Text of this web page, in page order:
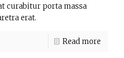
curabitur porta massa
erat.
Read more